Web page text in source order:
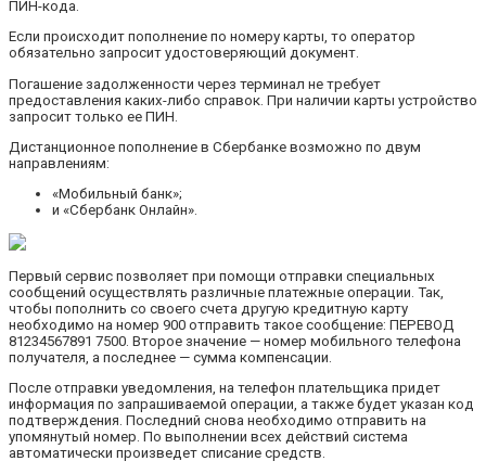
ПИН-кода.
Если происходит пополнение по номеру карты, то оператор
обязательно запросит удостоверяющий документ.
Погашение задолженности через терминал не требует
предоставления каких-либо справок. При наличии карты устройство
запросит только ее ПИН.
Дистанционное пополнение в Сбербанке возможно по двум
направлениям:
«Мобильный банк»;
и «Сбербанк Онлайн».
Первый сервис позволяет при помощи отправки специальных
сообщений осуществлять различные платежные операции. Так,
чтобы пополнить со своего счета другую кредитную карту
необходимо на номер 900 отправить такое сообщение: ПЕРЕВОД
81234567891 7500. Второе значение — номер мобильного телефона
получателя, а последнее — сумма компенсации.
После отправки уведомления, на телефон плательщика придет
информация по запрашиваемой операции, а также будет указан код
подтверждения. Последний снова необходимо отправить на
упомянутый номер. По выполнении всех действий система
автоматически произведет списание средств.